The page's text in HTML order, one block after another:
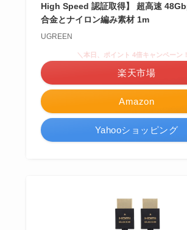
High Speed 認証取得】 超高速
合金とナイロン編み素材 1m
UGREEN
Amazon
＼本日、ポイント 4倍キャンペーン
楽天市場
Yahooショッピング